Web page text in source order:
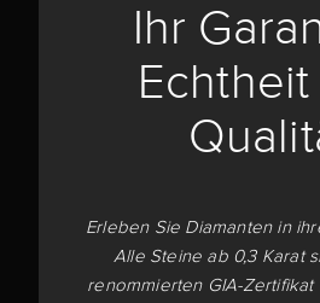
Ihr
Erleben Sie Diamanten in
Alle Steine ab 0,3 Karat
renommierten GIA-